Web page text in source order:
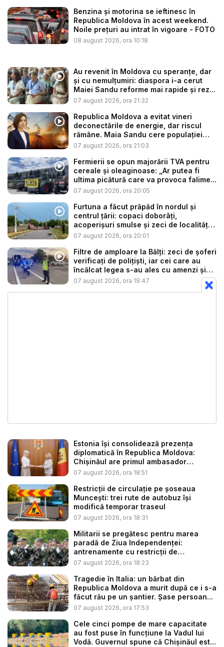
Benzina și motorina se ieftinesc în
Republica Moldova în acest weekend.
Noile prețuri au intrat în vigoare - FOTO
08 august 2026, ora 10:18
Au revenit în Moldova cu speranțe, dar
și cu nemulțumiri: diaspora i-a cerut
Maiei Sandu reforme mai rapide și rez...
07 august 2026, ora 21:32
Republica Moldova a evitat vineri
deconectările de energie, dar riscul
rămâne. Maia Sandu cere populației
să...
07 august 2026, ora 21:03
Fermierii se opun majorării TVA pentru
cereale și oleaginoase: „Ar putea fi
ultima picătură care va provoca falime...
07 august 2026, ora 20:05
Furtuna a făcut prăpăd în nordul și
centrul țării: copaci doborâți,
acoperișuri smulse și zeci de localități
...
07 august 2026, ora 20:01
Filtre de amploare la Bălți: zeci de șoferi
verificați de polițiști, iar cei care au
încălcat legea s-au ales cu amenzi și
s...
07 august 2026, ora 19:47
Estonia își consolidează prezența
diplomatică în Republica Moldova:
Chișinăul are primul ambasador
estonia...
07 august 2026, ora 18:51
Restricții de circulație pe șoseaua
Muncești: trei rute de autobuz își
modifică temporar traseul
07 august 2026, ora 18:31
Militarii se pregătesc pentru marea
paradă de Ziua Independenței:
antrenamente cu restricții de
circulație...
07 august 2026, ora 18:23
Tragedie în Italia: un bărbat din
Republica Moldova a murit după ce i s-a
făcut rău pe un șantier. Șase persoan...
07 august 2026, ora 17:53
Cele cinci pompe de mare capacitate
au fost puse în funcțiune la Vadul lui
Vodă. Guvernul spune că Chișinăul est...